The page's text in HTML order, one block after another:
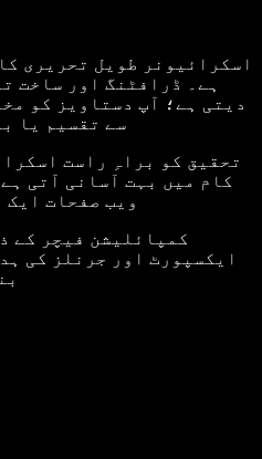
اسکرائیونر طویل تحریری
ہے۔ ڈرافٹنگ اور ساخت
دیتی ہے؛ آپ دستاویز کو
سے تقسیم یا
تحقیق کو براہِ راست
کام میں بہت آسانی آتی
ویب صفحات ایک
کمپائلیشن فیچر کے
ایکسپورٹ اور جرنلز کی